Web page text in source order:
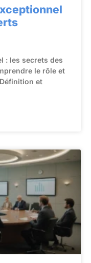
: les secrets des
le rôle et
et